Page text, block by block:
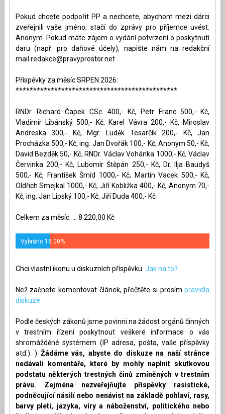
Pokud chcete podpořit PP a nechcete, abychom mezi dárci
zveřejnili vaše jméno, stačí do zprávy pro příjemce uvést:
Anonym. Pokud máte zájem o vydání potvrzení o poskytnutí
daru (např. pro daňové účely), napište nám na redakční
mail redakce@pravyprostor.net
Příspěvky za měsíc SRPEN 2026:
**********************************************
RNDr. Richard Čapek CSc. 400,- Kč, Petr Franc 500,- Kč,
Vladimír Libánský 500,- Kč, Karel Vávra 200,- Kč, Miroslav
Andreska 300,- Kč, Mgr. Luděk Tesarčík 200,- Kč, Jan
Procházka 500,- Kč, ing. Jan Dvořák 100,- Kč, Anonym 50,- Kč,
David Bezděk 50,- Kč, RNDr. Václav Vohánka 1000,- Kč, Václav
Červinka 200,- Kč, Lubomír Štěpán 250,- Kč, Dr. Ilja Baudyš
500,- Kč, František Šmíd 1000,- Kč, Martin Vacek 500,- Kč,
Oldřich Smejkal 1000,- Kč, Jiří Kobližka 400,- Kč, Anonym 70,-
Kč, ing. Jan Lipský 100,- Kč, Jiří Duda 400,- Kč
Celkem za měsíc: ... 8 220,00 Kč
Vybráno 18.00%
Chci vlastní ikonu u diskuzních příspěvku. Jak na to?
Než začnete komentovat článek, přečtěte si prosímpravidla
diskuze.
Podle českých zákonů jsme povinni na žádost orgánů činných
v trestním řízení poskytnout veškeré informace o vás
shromážděné systémem (IP adresa, pošta, vaše příspěvky
atd.). ) Žádáme vás, abyste do diskuze na naší stránce
nedávali komentáře, které by mohly naplnit skutkovou
podstatu některých trestných činů zmíněných v trestním
právu. Zejména nezveřejňujte příspěvky rasistické,
podněcující násilí nebo nenávist na základě pohlaví, rasy,
barvy pleti, jazyka, víry a náboženství, politického nebo